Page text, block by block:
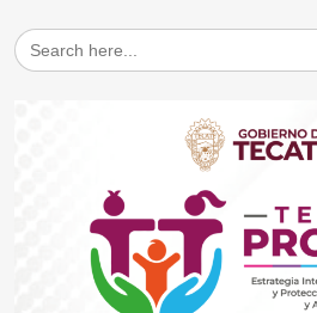
Search
for: